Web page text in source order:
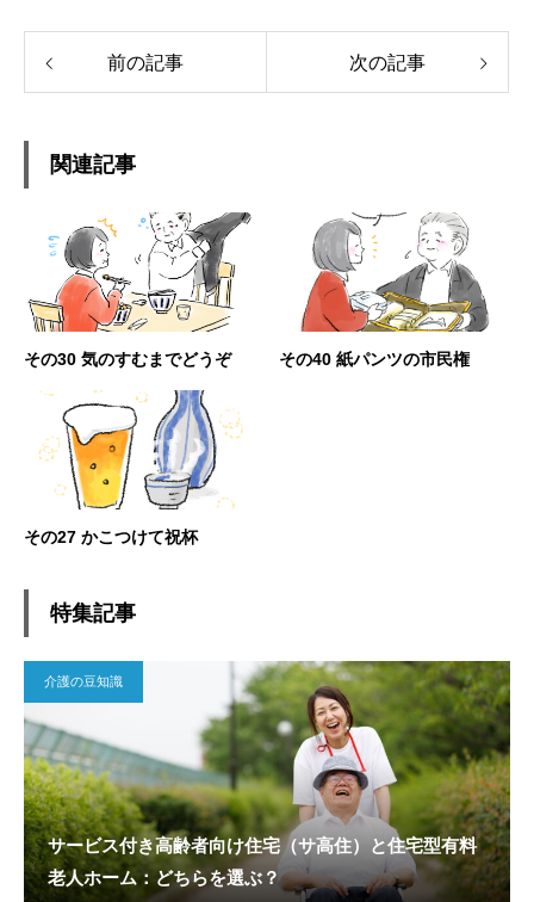
前の記事 次の記事
関連記事
その30 気のすむまでどうぞ その40 紙パンツの市民権
その27 かこつけて祝杯
特集記事
介護の豆知識
サービス付き高齢者向け住宅（サ高住）と住宅型有料
老人ホーム：どちらを選ぶ？